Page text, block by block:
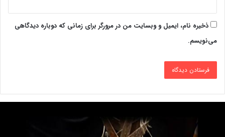
ذخیره نام، ایمیل و وبسایت من در مرورگر برای زمانی که دوباره دیدگاهی
می‌نویسم.